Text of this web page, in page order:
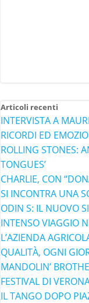
Articoli recenti
INTERVISTA A
RICORDI ED
ROLLING STONES:
TONGUES’
CHARLIE, CON
SI INCONTRA UNA
ODIN S: IL NUOVO
INTENSO VIAGGIO
L’AZIENDA
QUALITÀ, OGNI
MANDOLIN’
FESTIVAL DI
IL TANGO DOPO